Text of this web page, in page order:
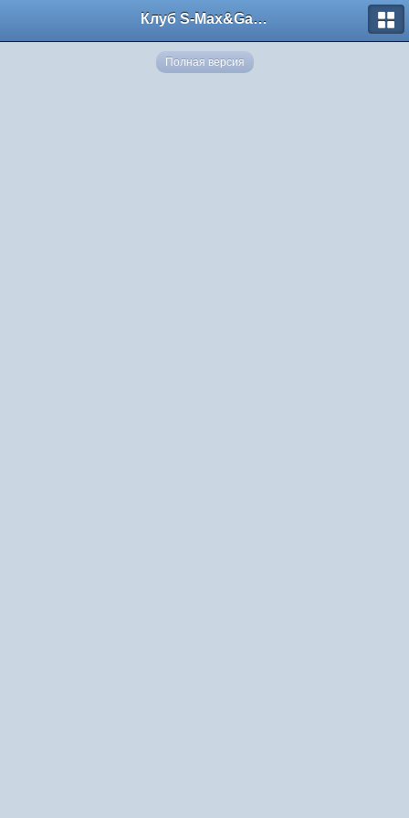
Клуб S-Max&Galaxy
Полная версия